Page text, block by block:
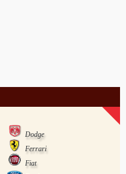
Dodge
Ferrari
Fiat